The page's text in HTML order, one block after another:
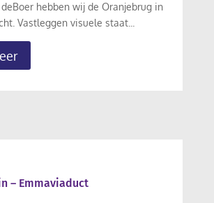
hebben wij de Oranjebrug in
Vastleggen visuele staat...
– Emmaviaduct